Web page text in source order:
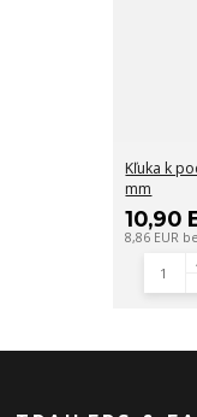
Kľuka k
mm
10,90
8,86 EUR